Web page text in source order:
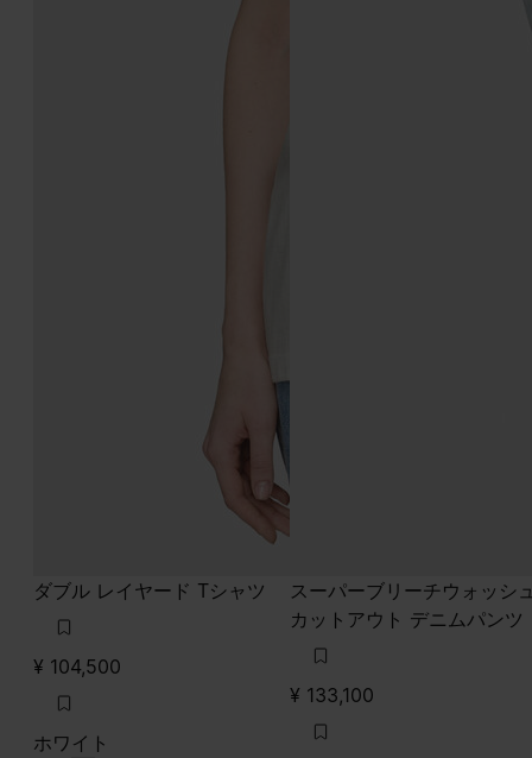
ダブル レイヤード Tシャツ
¥ 104,500
ホワイト
スーパーブリーチウォッシ
カットアウト デニムパンツ
¥ 133,100